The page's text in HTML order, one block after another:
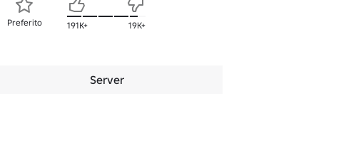
Preferito 191K+ 19K+
Server